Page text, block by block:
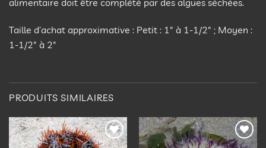
alimentaire doit être complété par des algues séchées.
Taille d’achat approximative : Petit : 1″ à 1-1/2″ ; Moyen :
1-1/2″ à 2″
PRODUITS SIMILAIRES